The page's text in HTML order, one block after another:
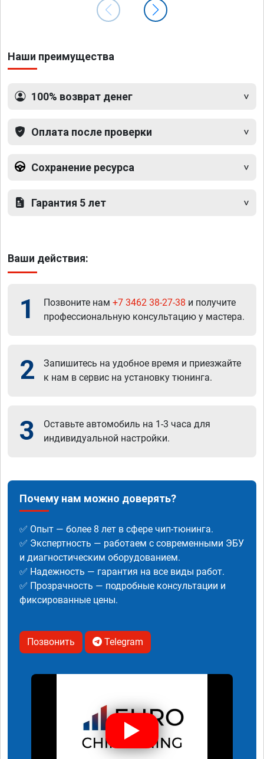
Наши преимущества
100% возврат денег
Оплата после проверки
Сохранение ресурса
Гарантия 5 лет
Ваши действия:
1 Позвоните нам +7 3462 38-27-38 и получите
профессиональную консультацию у мастера.
2
Запишитесь на удобное время и приезжайте
к нам в сервис на установку тюнинга.
3
Оставьте автомобиль на 1-3 часа для
индивидуальной настройки.
Почему нам можно доверять?
✅ Опыт — более 8 лет в сфере чип-тюнинга.
✅ Экспертность — работаем с современными ЭБУ
и диагностическим оборудованием.
✅ Надежность — гарантия на все виды работ.
✅ Прозрачность — подробные консультации и
фиксированные цены.
Позвонить Telegram